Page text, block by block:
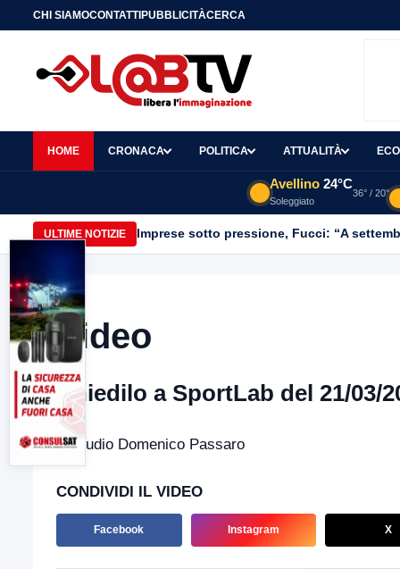
CHI SIAMOCONTATTIPUBBLICITÀCERCA
HOME CRONACA POLITICA ATTUALITÀ
Avellino 24°C
Soleggiato
36° / 20°
ULTIME NOTIZIE Imprese sotto pressione, Fucci: “A
Video
Chiedilo a SportLab del 21/03/
In studio Domenico Passaro
CONDIVIDI IL VIDEO
Facebook Instagram X